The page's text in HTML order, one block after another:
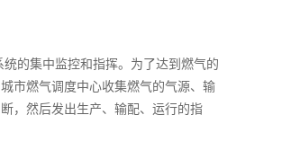
的集中监控和指挥。为了达到燃气的
市燃气调度中心收集燃气的气源、输
，然后发出生产、输配、运行的指